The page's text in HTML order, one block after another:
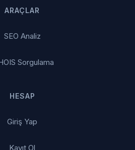
ARAÇLAR
SEO Analiz
Sorgulama
HESAP
Giriş Yap
Kayıt Ol